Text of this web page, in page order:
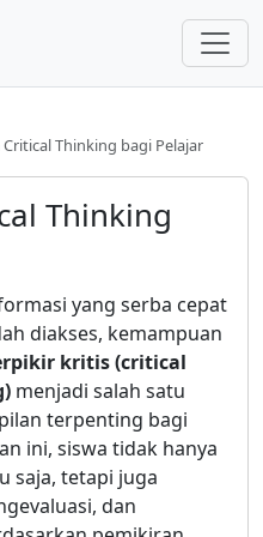
Thinking bagi Pelajar
Thinking
yang serba cepat
diakses, kemampuan
kritis (critical
menjadi salah satu
terpenting bagi
ini, siswa tidak hanya
saja, tetapi juga
dan